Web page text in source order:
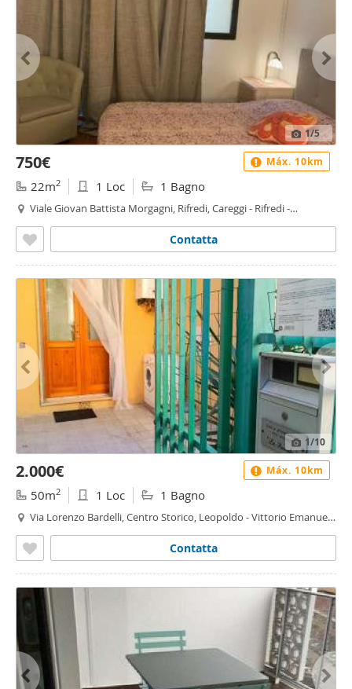
1/5
750€
22m2 1 Loc 1 Bagno
Viale Giovan Battista Morgagni, Rifredi, Careggi - Rifredi -
Contatta
Máx. 10km
1/10
2.000€
50m2 1 Loc 1 Bagno
Via Lorenzo Bardelli, Centro Storico, Leopoldo - Vittorio Emanuele
Contatta
Máx. 10km